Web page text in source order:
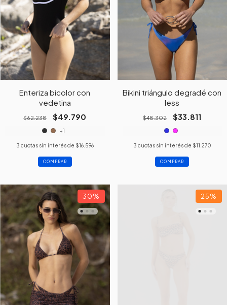
Enteriza bicolor con
vedetina
$62.238 $49.790
+1
3 cuotas sin interés de $16.596
COMPRAR
Bikini triángulo degradé con
less
$48.302 $33.811
3 cuotas sin interés de $11.270
COMPRAR
30% 25%